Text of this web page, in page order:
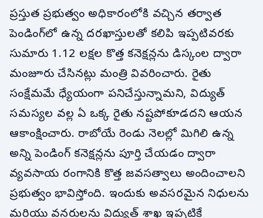
ప్రస్తుత ప్రభుత్వం అధికారంలోకి వచ్చిన తర్వాత
పెండింగ్‌లో ఉన్న దరఖాస్తులతో కలిపి ఇప్పటివరకు
సుమారు 1.12 లక్షల కొత్త కనెక్షన్లను డిస్కంల ద్వారా
మంజూరు చేసినట్లు మంత్రి వివరించారు. రైతు
సంక్షేమమే ధ్యేయంగా పనిచేస్తున్నామని, విద్యుత్
సమస్యల వల్ల ఏ ఒక్క రైతు నష్టపోకూడదని ఆయన
ఆకాంక్షించారు. రాబోయే రెండు నెలల్లో మిగిలి ఉన్న
అన్ని పెండింగ్ కనెక్షన్లను పూర్తి చేయడం ద్వారా
వ్యవసాయ రంగానికి కొత్త జవసత్వాలు అందించాలని
ప్రభుత్వం భావిస్తోంది. ఇందుకు అవసరమైన నిధులను
మరియు వనరులను విద్యుత్ శాఖ ఇప్పటికే